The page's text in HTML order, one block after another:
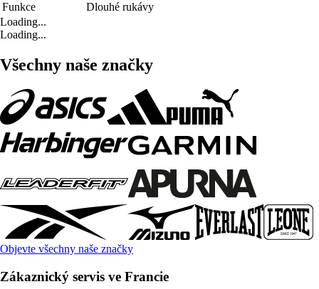
Funkce
Dlouhé rukávy
Loading...
Loading...
Všechny naše značky
Objevte všechny naše značky
Zákaznický servis ve Francie